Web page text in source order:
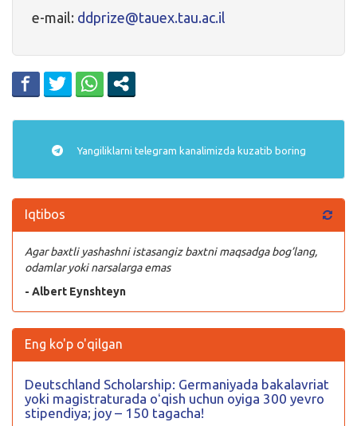
e-mail: ddprize@tauex.tau.ac.il
Yangiliklarni telegram kanalimizda kuzatib boring
Iqtibos
Agar baxtli yashashni istasangiz baxtni maqsadga bog’lang,
odamlar yoki narsalarga emas
- Albert Eynshteyn
Eng ko'p o'qilgan
Deutschland Scholarship: Germaniyada bakalavriat
yoki magistraturada oʻqish uchun oyiga 300 yevro
stipendiya; joy – 150 tagacha!